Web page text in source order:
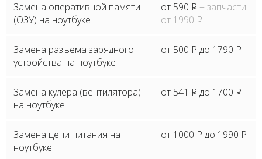
Замена оперативной памяти
(ОЗУ) на ноутбуке
от 590 P + запчасти
от 1990 P
Замена разъема зарядного
устройства на ноутбуке
от 500 P до 1790 P
Замена кулера (вентилятора)
на ноутбуке
от 541 P до 1700 P
Замена цепи питания на
ноутбуке
от 1000 P до 1990 P